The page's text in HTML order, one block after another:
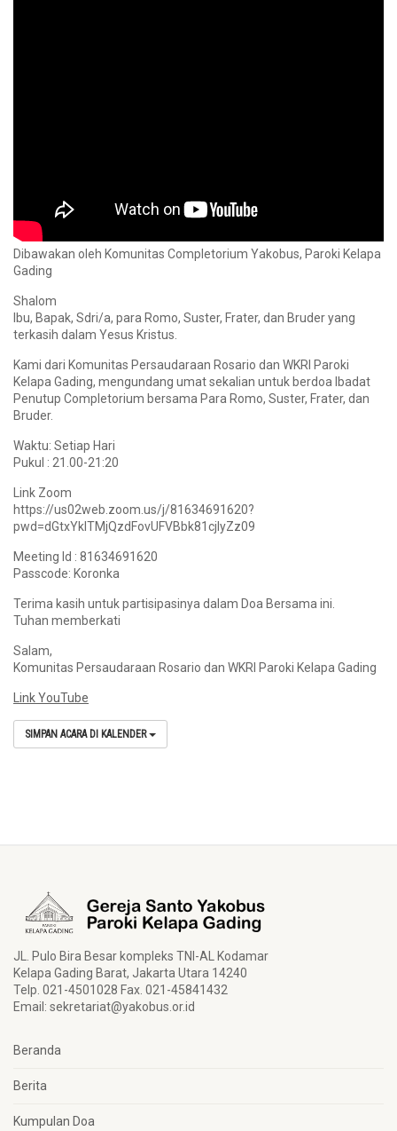
Dibawakan oleh Komunitas Completorium Yakobus, Paroki Kelapa
Gading
Shalom
Ibu, Bapak, Sdri/a, para Romo, Suster, Frater, dan Bruder yang
terkasih dalam Yesus Kristus.
Kami dari Komunitas Persaudaraan Rosario dan WKRI Paroki
Kelapa Gading, mengundang umat sekalian untuk berdoa Ibadat
Penutup Completorium bersama Para Romo, Suster, Frater, dan
Bruder.
Waktu: Setiap Hari
Pukul : 21.00-21:20
Link Zoom
https://us02web.zoom.us/j/81634691620?
pwd=dGtxYklTMjQzdFovUFVBbk81cjlyZz09
Meeting Id : 81634691620
Passcode: Koronka
Terima kasih untuk partisipasinya dalam Doa Bersama ini.
Tuhan memberkati
Salam,
Komunitas Persaudaraan Rosario dan WKRI Paroki Kelapa Gading
Link YouTube
SIMPAN ACARA DI KALENDER
JL. Pulo Bira Besar kompleks TNI-AL Kodamar
Kelapa Gading Barat, Jakarta Utara 14240
Telp. 021-4501028 Fax. 021-45841432
Email: sekretariat@yakobus.or.id
Beranda
Berita
Kumpulan Doa